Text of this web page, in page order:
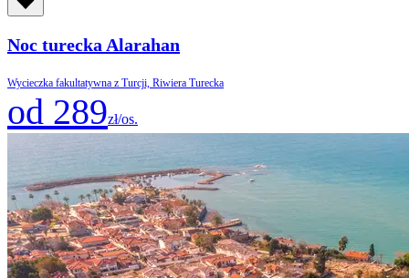
Noc turecka Alarahan
Wycieczka fakultatywna z Turcji, Riwiera Turecka
od 289zł/os.